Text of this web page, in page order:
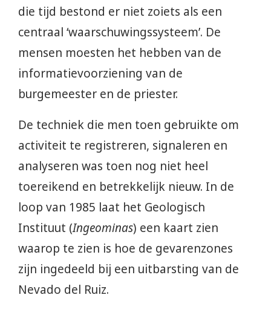
die tijd bestond er niet zoiets als een
centraal ‘waarschuwingssysteem’. De
mensen moesten het hebben van de
informatievoorziening van de
burgemeester en de priester.
De techniek die men toen gebruikte om
activiteit te registreren, signaleren en
analyseren was toen nog niet heel
toereikend en betrekkelijk nieuw. In de
loop van 1985 laat het Geologisch
Instituut (Ingeominas) een kaart zien
waarop te zien is hoe de gevarenzones
zijn ingedeeld bij een uitbarsting van de
Nevado del Ruiz.